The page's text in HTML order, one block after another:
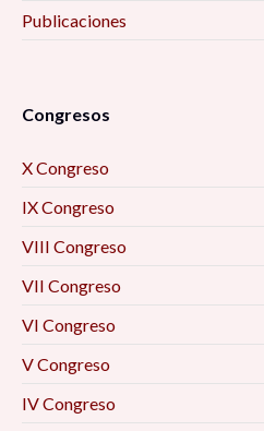
Publicaciones
Congresos
X Congreso
IX Congreso
VIII Congreso
VII Congreso
VI Congreso
V Congreso
IV Congreso